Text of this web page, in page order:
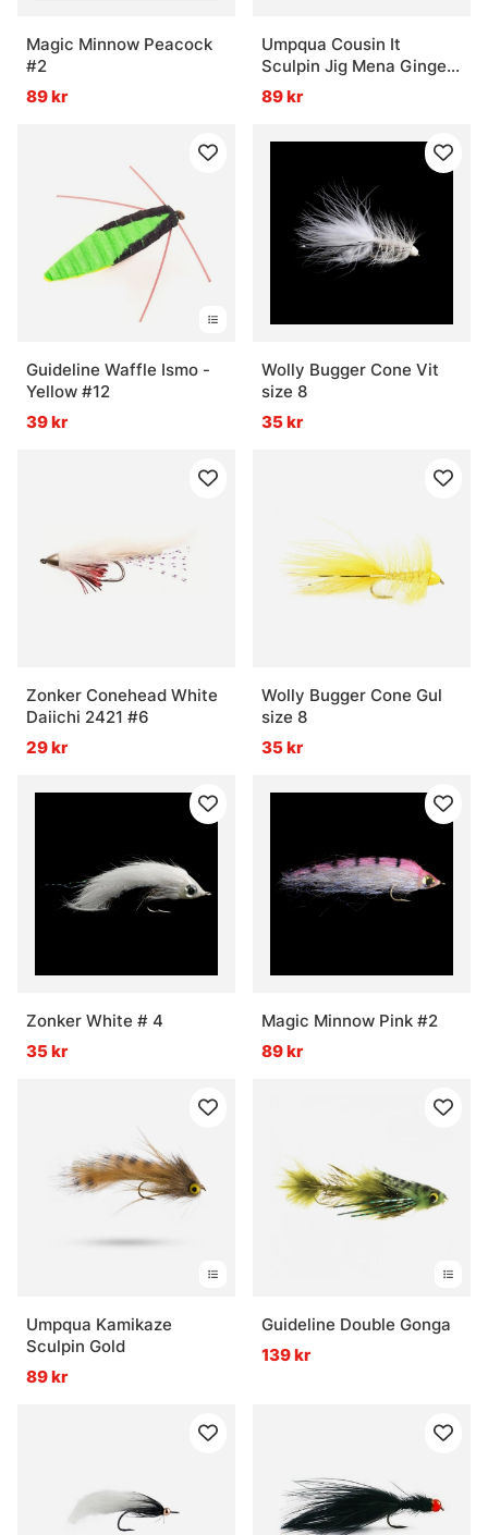
Magic Minnow Peacock
#2
89 kr
Umpqua Cousin It
Sculpin Jig Mena Ginger
#6
89 kr
Guideline Waffle Ismo -
Yellow #12
39 kr
Wolly Bugger Cone Vit
size 8
35 kr
Zonker Conehead White
Daiichi 2421 #6
29 kr
Wolly Bugger Cone Gul
size 8
35 kr
Zonker White # 4
35 kr
Magic Minnow Pink #2
89 kr
Umpqua Kamikaze
Sculpin Gold
89 kr
Guideline Double Gonga
139 kr